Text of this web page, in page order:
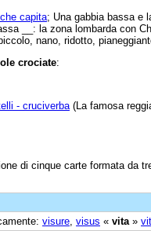
capita; Una gabbia bassa e
__: la zona lombarda con
nano, ridotto,
crociate:
- cruciverba (La famosa
di cinque carte formata da
visure visus « vita »